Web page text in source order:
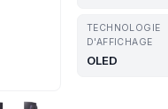
TECHNOLOGIE
D'AFFICHAGE
OLED